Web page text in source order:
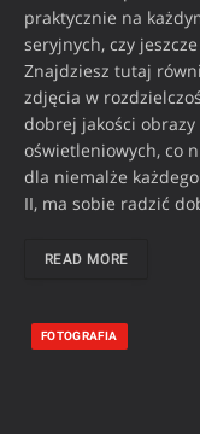
praktycznie na
seryjnych, czy
Znajdziesz tutaj
zdjęcia w
dobrej jakości
oświetleniowych, co
dla niemalże
II, ma sobie radzić
READ MORE
FOTOGRAFIA